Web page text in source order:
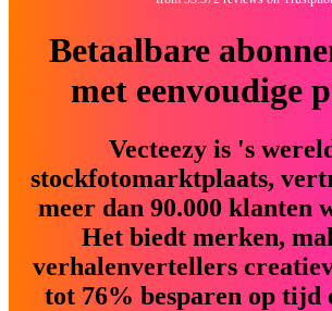
Betaalbare
met eenvoudige
Vecteezy is 's
stockfotomarktplaats,
meer dan 90.000 klanten
Het biedt merken,
verhalenvertellers
tot 76% besparen op tijd